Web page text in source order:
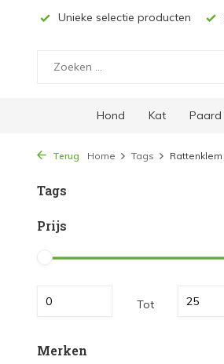
Unieke selectie producten
Hond Kat Paard
Terug Home Tags Rattenklem
Tags
Prijs
Tot
Merken